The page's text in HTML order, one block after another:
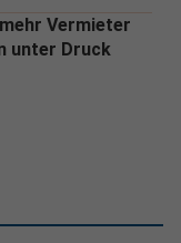
Vermieter
unter Druck